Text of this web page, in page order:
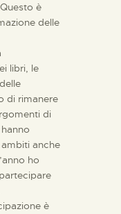
è
delle
libri, le
di rimanere
di
anche
ho
è